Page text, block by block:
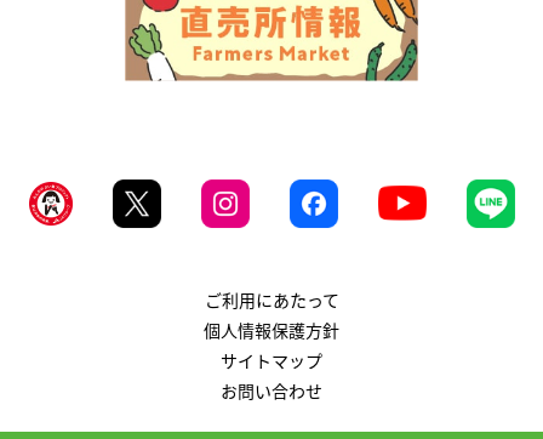
ご利用にあたって
個人情報保護方針
サイトマップ
お問い合わせ